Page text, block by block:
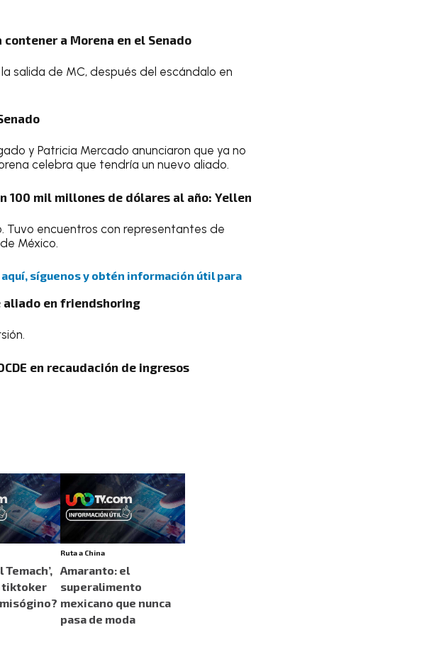
a Morena en el Senado
salida de MC, después del escándalo en
y Patricia Mercado anunciaron que ya no
celebra que tendría un nuevo aliado.
100 mil millones de dólares al año: Yellen
Tuvo encuentros con representantes de
México.
aquí, síguenos y obtén información útil para
aliado en friendshoring
en recaudación de ingresos
Temach’,
tiktoker
Ruta a China
Amaranto: el
superalimento
mexicano que nunca
pasa de moda